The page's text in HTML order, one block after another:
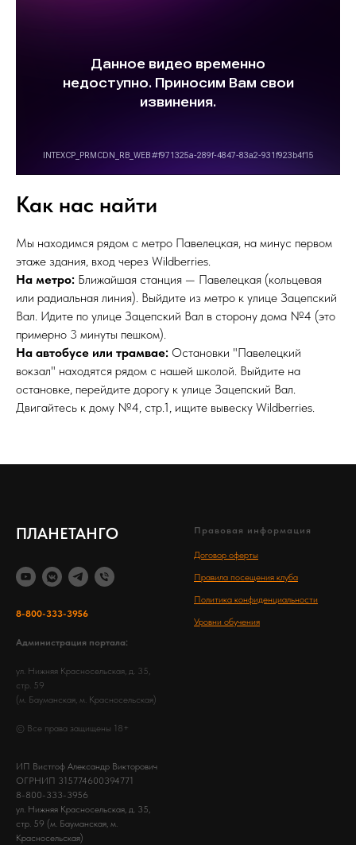
Как нас найти
Мы находимся рядом с метро Павелецкая, на минус первом
этаже здания, вход через Wildberries.
На метро: Ближайшая станция — Павелецкая (кольцевая
или радиальная линия). Выйдите из метро к улице Зацепский
Вал. Идите по улице Зацепский Вал в сторону дома №4 (это
примерно 3 минуты пешком).
На автобусе или трамвае: Остановки "Павелецкий
вокзал" находятся рядом с нашей школой. Выйдите на
остановке, перейдите дорогу к улице Зацепский Вал.
Двигайтесь к дому №4, стр.1, ищите вывеску Wildberries.
ПЛАНЕТАНГО
8-800-333-3956
Администрация портала:
ул. Нижняя Красносельская, д. 35,
стр. 59
(м. Бауманская, м. Красносельская)
© Все права защищены 18+
Правовая информация
Договор оферты
Правила посещения клуба
Политика конфиденциальности
Уровни обучения
ИП Вистгоф Александр Викторович
ОГРНИП 315774600394771
8-800-333-3956
ул. Нижняя Красносельская, д. 35,
стр. 59 (м. Бауманская, м.
Красносельская)